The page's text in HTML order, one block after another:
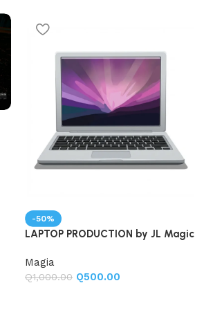
-50%
LAPTOP PRODUCTION by JL Magic
Magia
Q1,000.00 Q500.00